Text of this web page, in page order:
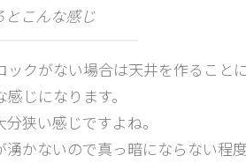
とこんな感じ
クがない場合は天井を作ることに
じになります。
狭い感じですよね。
湧かないので真っ暗にならない程